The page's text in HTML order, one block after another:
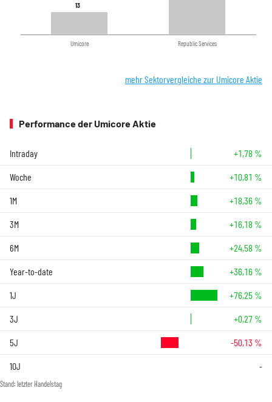
13
13
Umicore Republic Services
mehr Sektorvergleiche zur Umicore Aktie
Performance der Umicore Aktie
Intraday +1,78 %
Woche +10,81 %
1M +18,36 %
3M +16,18 %
6M +24,58 %
Year-to-date +36,16 %
1J +76,25 %
3J +0,27 %
5J -50,13 %
10J -
Stand: letzter Handelstag